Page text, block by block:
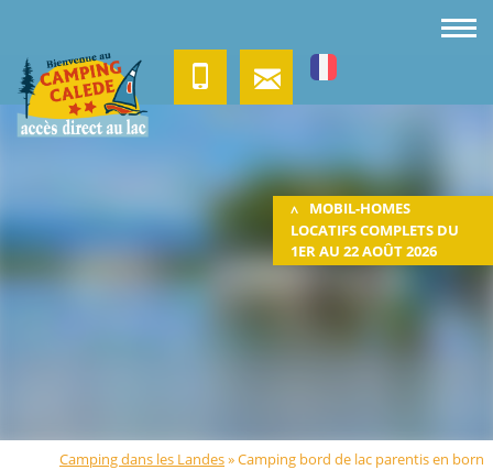
MOBIL-HOMES
LOCATIFS COMPLETS DU
1ER AU 22 AOÛT 2026
Camping dans les Landes»Camping bord de lac parentis en born